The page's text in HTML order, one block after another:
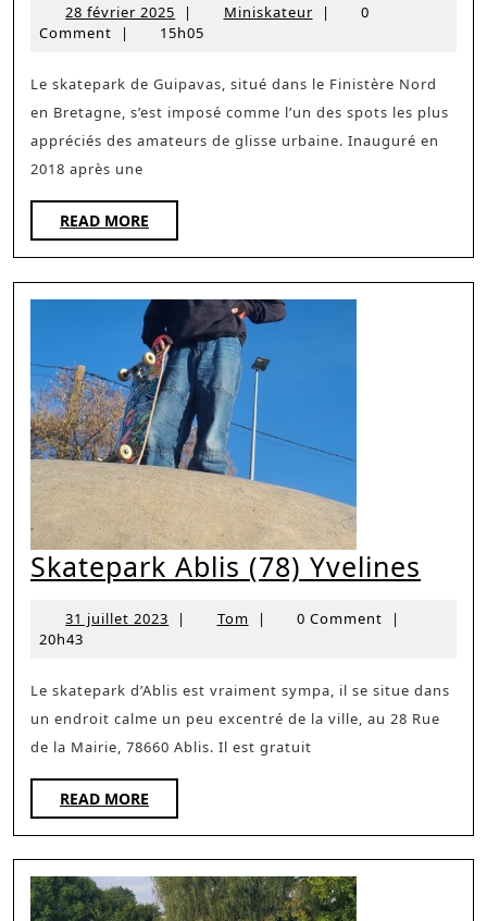
Guipavas
Le
Spot
Incontournable
Bretons
28 février 2025 28
février
| MiniskateurMiniskateur
|
0
Comment
| 15h05
Le skatepark de Guipavas, situé dans le Finistère Nord
en Bretagne, s’est imposé comme l’un des spots les plus
appréciés des amateurs de glisse urbaine. Inauguré en
2018 après une
READ MORE
MORE
Skatepark Ablis (78) Yvelines
31 juillet 2023 31| TomTom
| 0 Comment
|
20h43
Le skatepark d’Ablis est vraiment sympa, il se situe dans
un endroit calme un peu excentré de la ville, au 28 Rue
de la Mairie, 78660 Ablis. Il est gratuit
READ MORE
MORE